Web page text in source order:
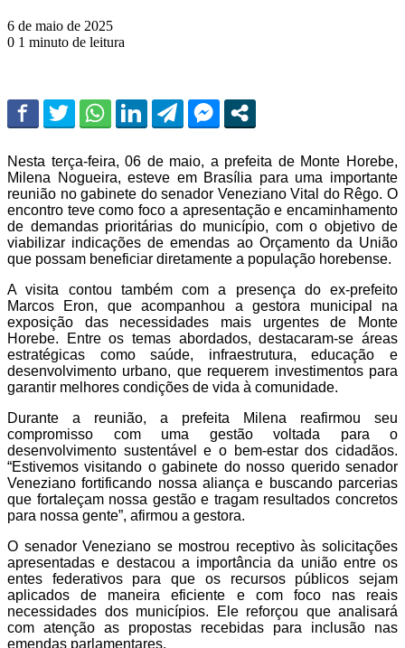
6 de maio de 2025
0 1 minuto de leitura
Nesta terça-feira, 06 de maio, a prefeita de Monte Horebe,
Milena Nogueira, esteve em Brasília para uma importante
reunião no gabinete do senador Veneziano Vital do Rêgo. O
encontro teve como foco a apresentação e encaminhamento
de demandas prioritárias do município, com o objetivo de
viabilizar indicações de emendas ao Orçamento da União
que possam beneficiar diretamente a população horebense.
A visita contou também com a presença do ex-prefeito
Marcos Eron, que acompanhou a gestora municipal na
exposição das necessidades mais urgentes de Monte
Horebe. Entre os temas abordados, destacaram-se áreas
estratégicas como saúde, infraestrutura, educação e
desenvolvimento urbano, que requerem investimentos para
garantir melhores condições de vida à comunidade.
Durante a reunião, a prefeita Milena reafirmou seu
compromisso com uma gestão voltada para o
desenvolvimento sustentável e o bem-estar dos cidadãos.
“Estivemos visitando o gabinete do nosso querido senador
Veneziano fortificando nossa aliança e buscando parcerias
que fortaleçam nossa gestão e tragam resultados concretos
para nossa gente”, afirmou a gestora.
O senador Veneziano se mostrou receptivo às solicitações
apresentadas e destacou a importância da união entre os
entes federativos para que os recursos públicos sejam
aplicados de maneira eficiente e com foco nas reais
necessidades dos municípios. Ele reforçou que analisará
com atenção as propostas recebidas para inclusão nas
emendas parlamentares.